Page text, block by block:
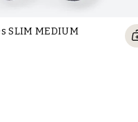
SLIM MEDIUM